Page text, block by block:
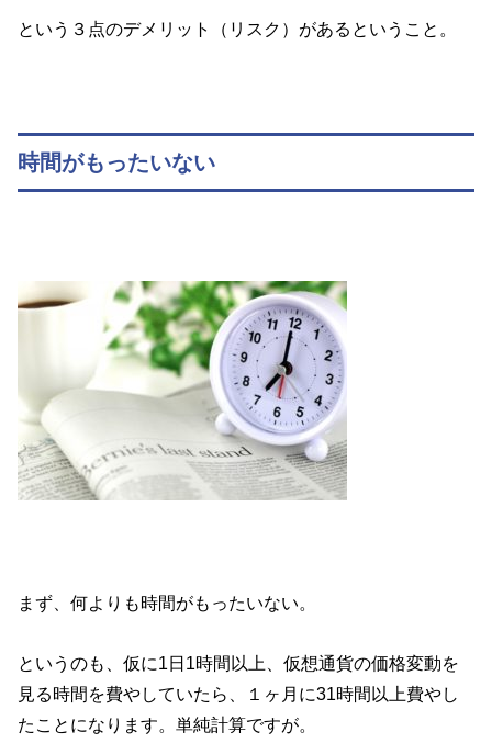
という３点のデメリット（リスク）があるということ。
時間がもったいない
まず、何よりも時間がもったいない。
というのも、仮に1日1時間以上、仮想通貨の価格変動を
見る時間を費やしていたら、１ヶ月に31時間以上費やし
たことになります。単純計算ですが。